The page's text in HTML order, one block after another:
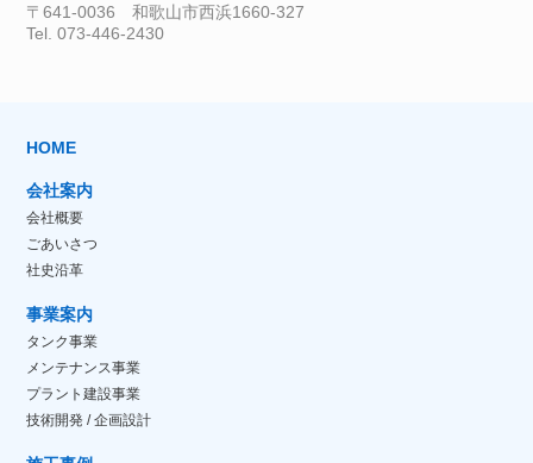
〒641-0036 和歌山市西浜1660-327
Tel. 073-446-2430
HOME
会社案内
会社概要
ごあいさつ
社史沿革
事業案内
タンク事業
メンテナンス事業
プラント建設事業
技術開発 / 企画設計